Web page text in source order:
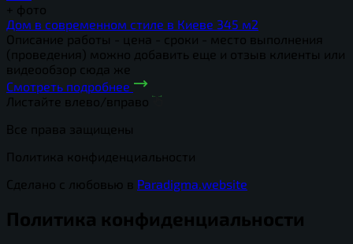
+ фото
Дом в современном стиле в Киеве 345 м2
Описание работы - цена - сроки - место выполнения
(проведения) можно добавить еще и отзыв клиенты или
видеообзор сюда же
Смотреть подробнее
Листайте влево/вправо
Все права защищены
Политика конфиденциальности
Сделано с любовью в Paradigma.website
Политика конфиденциальности